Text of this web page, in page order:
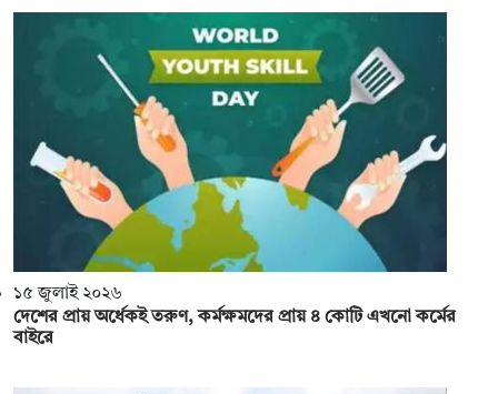
১৫ জুলাই ২০২৬
দেশের প্রায় অর্ধেকই তরুণ, কর্মক্ষমদের প্রায় ৪ কোটি এখনো কর্মের
বাইরে